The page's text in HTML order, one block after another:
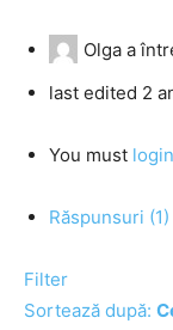
Olga a
last edited 2
You must login
Răspunsuri (1)
Filter
Sortează după: